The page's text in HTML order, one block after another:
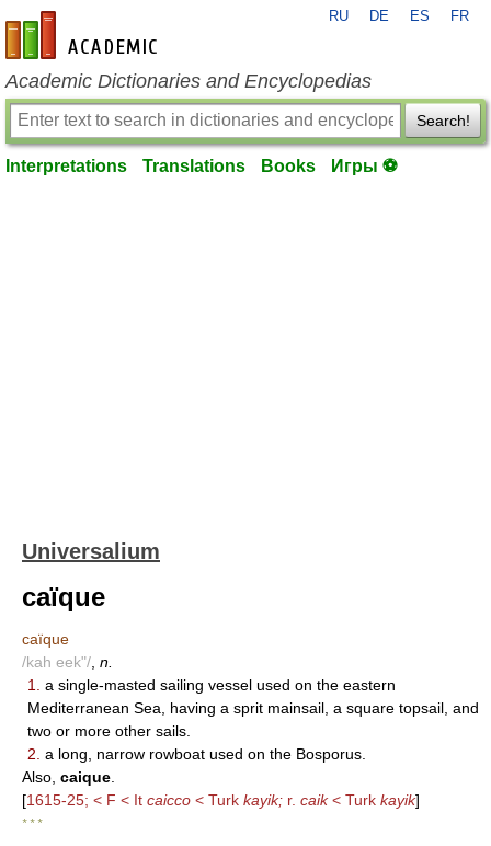
en-academic.com
RU DE ES FR
Academic Dictionaries and Encyclopedias
Search!
Interpretations Translations Books Игры ⚽
Universalium
caïque
caïque
/kah eek"/ n.
1.
a single-masted sailing vessel used on the eastern
Mediterranean Sea, having a sprit mainsail, a square topsail, and
two or more other sails.
2. a long, narrow rowboat used on the Bosporus.
Also, caique
[1615-25; < F < It caicco < Turk kayik; r. caik< Turk kayik]
* * *